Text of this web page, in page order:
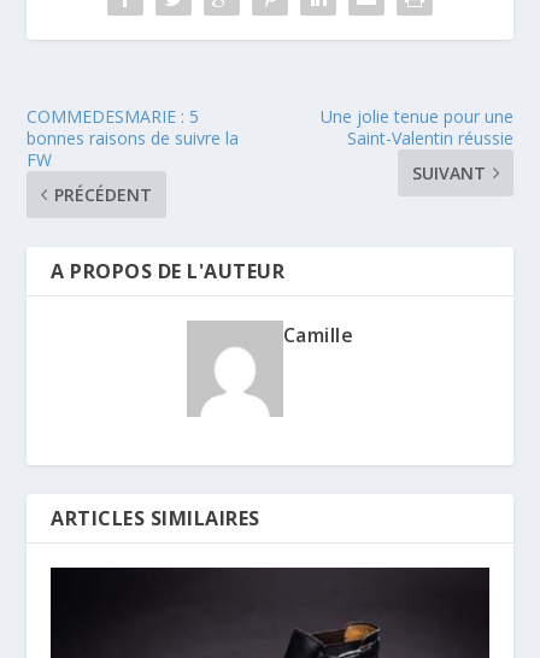
COMMEDESMARIE : 5
bonnes raisons de suivre la
FW
PRÉCÉDENT
Une jolie tenue pour une
Saint-Valentin réussie
SUIVANT
A PROPOS DE L'AUTEUR
Camille
ARTICLES SIMILAIRES